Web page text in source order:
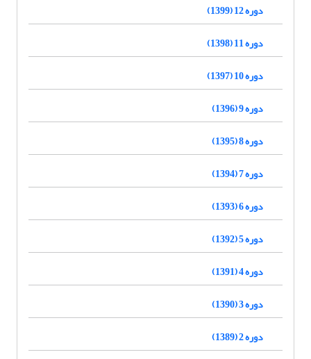
دوره 12 (1399)
دوره 11 (1398)
دوره 10 (1397)
دوره 9 (1396)
دوره 8 (1395)
دوره 7 (1394)
دوره 6 (1393)
دوره 5 (1392)
دوره 4 (1391)
دوره 3 (1390)
دوره 2 (1389)